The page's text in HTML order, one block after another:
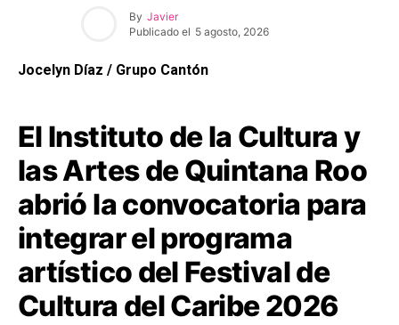
By Javier
Publicado el 5 agosto, 2026
Jocelyn Díaz / Grupo Cantón
El Instituto de la Cultura y
las Artes de Quintana Roo
abrió la convocatoria para
integrar el programa
artístico del Festival de
Cultura del Caribe 2026